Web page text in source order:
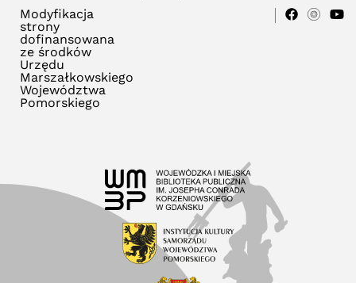
Modyfikacja
strony
dofinansowana
ze środków
Urzędu
Marszałkowskiego
Województwa
Pomorskiego